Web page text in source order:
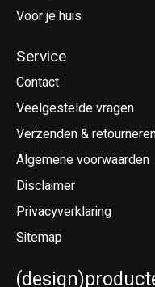
Voor je huis
Service
Contact
Veelgestelde vragen
Verzenden &
Algemene voorwaarden
Disclaimer
Privacyverklaring
Sitemap